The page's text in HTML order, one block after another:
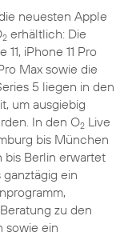
neuesten Apple
2erhältlich: Die
iPhone 11 Pro
Max sowie die
5 liegen in den
um ausgiebig
In den O2Live
bis München
bis Berlin erwartet
ein
zu den
sowie ein